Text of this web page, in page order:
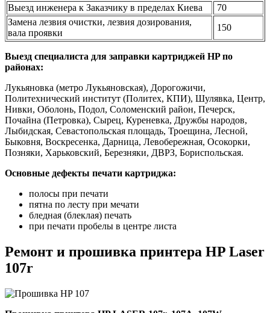
Выезд инженера к Заказчику в пределах Киева
70
Замена лезвия очистки, лезвия дозирования,
вала проявки
150
Выезд специалиста для заправки картриджей HP по
районах:
Лукьяновка (метро Лукьяновская), Дорогожичи,
Политехнический институт (Политех, КПИ), Шулявка, Центр,
Нивки, Оболонь, Подол, Соломенский район, Печерск,
Почайна (Петровка), Сырец, Куреневка, Дружбы народов,
Лыбидская, Севастопольская площадь, Троещина, Лесной,
Быковня, Воскресенка, Дарница, Левобережная, Осокорки,
Позняки, Харьковский, Березняки, ДВРЗ, Бориспольская.
Основные дефекты печати картриджа:
полосы при печати
пятна по лесту при мечати
бледная (блеклая) печать
при печати пробелы в центре листа
Ремонт и прошивка принтера HP Laser
107r